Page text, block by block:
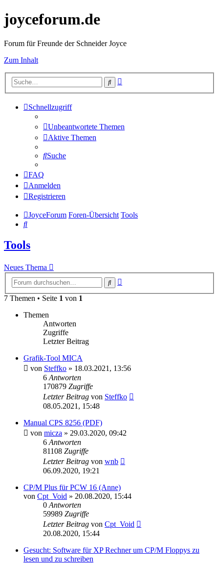
joyceforum.de
Forum für Freunde der Schneider Joyce
Zum Inhalt
Suche
Schnellzugriff
Unbeantwortete Themen
Aktive Themen
Suche
FAQ
Anmelden
Registrieren
JoyceForum Foren-Übersicht Tools
Suche
Tools
Neues Thema
Suche
7 Themen • Seite 1 von 1
Themen
Antworten
Zugriffe
Letzter Beitrag
Grafik-Tool MICA
von Steffko » 18.03.2021, 13:56
6 Antworten
170879 Zugriffe
Letzter Beitrag von Steffko
08.05.2021, 15:48
Manual CPS 8256 (PDF)
von micza » 29.03.2020, 09:42
6 Antworten
81108 Zugriffe
Letzter Beitrag von wnb
06.09.2020, 19:21
CP/M Plus für PCW 16 (Anne)
von Cpt_Void » 20.08.2020, 15:44
0 Antworten
59989 Zugriffe
Letzter Beitrag von Cpt_Void
20.08.2020, 15:44
Gesucht: Software für XP Rechner um CP/M Floppys zu
lesen und zu schreiben